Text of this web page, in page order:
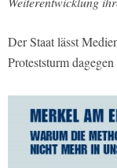
Der Staat lässt
Proteststurm